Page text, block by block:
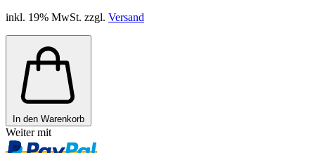
inkl. 19% MwSt. zzgl. Versand
In den Warenkorb
Weiter mit